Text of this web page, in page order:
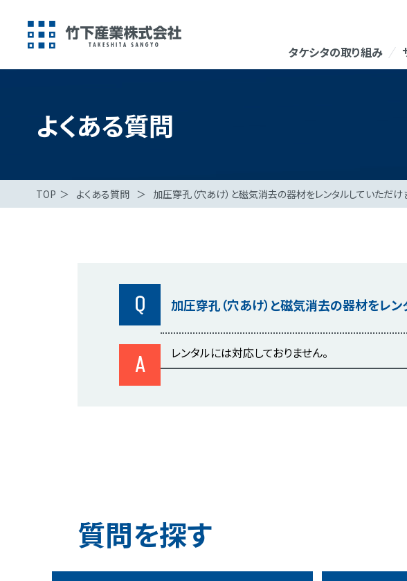
タケシタの取り組み
よくある質問
TOP ＞ よくある質問 ＞ 加圧穿孔（穴あけ）と磁気消去の器材をレンタルしていただけ
Q 加圧穿孔（穴あけ）と磁気消去の器材をレン
A レンタルには対応しておりません。
質問を探す